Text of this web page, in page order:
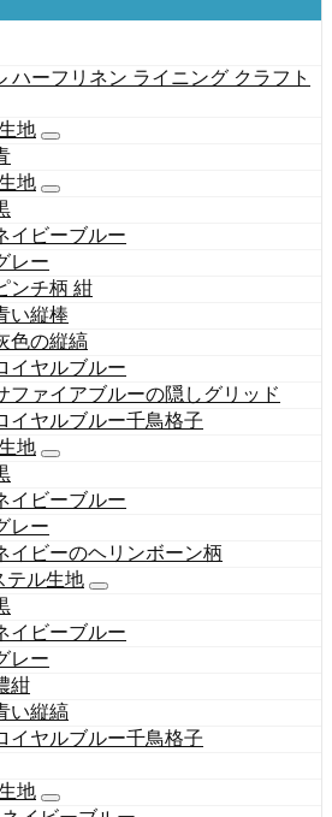
ハーフリネン ライニング クラフト
地
地
イビーブルー
レー
ンチ柄 紺
い縦棒
色の縦縞
イヤルブルー
ファイアブルーの隠しグリッド
イヤルブルー千鳥格子
地
イビーブルー
レー
イビーのヘリンボーン柄
テル生地
イビーブルー
レー
紺
い縦縞
イヤルブルー千鳥格子
地